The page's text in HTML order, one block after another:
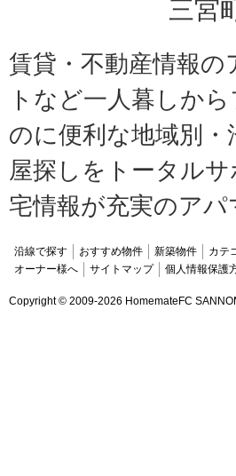
三宮
賃貸・不動産情報
トなど一人暮しか
のに便利な地域別
屋探しをトータル
宅情報が充実のアパ
沿線で探す おすすめ物件 新築物件 カテ
オーナー様へ
サイトマップ 個人情報保護
Copyright © 2009-2026 HomemateFC